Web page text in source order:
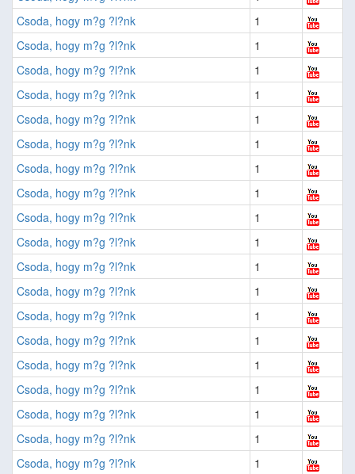
Csoda, hogy m?g ?l?nk
1
Csoda, hogy m?g ?l?nk
1
Csoda, hogy m?g ?l?nk
1
Csoda, hogy m?g ?l?nk
1
Csoda, hogy m?g ?l?nk
1
Csoda, hogy m?g ?l?nk
1
Csoda, hogy m?g ?l?nk
1
Csoda, hogy m?g ?l?nk
1
Csoda, hogy m?g ?l?nk
1
Csoda, hogy m?g ?l?nk
1
Csoda, hogy m?g ?l?nk
1
Csoda, hogy m?g ?l?nk
1
Csoda, hogy m?g ?l?nk
1
Csoda, hogy m?g ?l?nk
1
Csoda, hogy m?g ?l?nk
1
Csoda, hogy m?g ?l?nk
1
Csoda, hogy m?g ?l?nk
1
Csoda, hogy m?g ?l?nk
1
Csoda, hogy m?g ?l?nk
1